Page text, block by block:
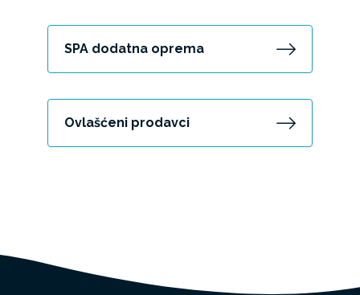
SPA dodatna oprema
Ovlašćeni prodavci